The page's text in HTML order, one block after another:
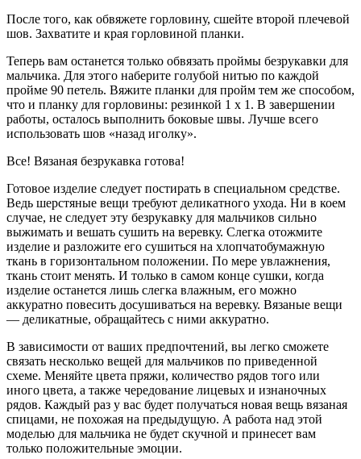
После того, как обвяжете горловину, сшейте второй плечевой
шов. Захватите и края горловиной планки.
Теперь вам останется только обвязать проймы безрукавки для
мальчика. Для этого наберите голубой нитью по каждой
пройме 90 петель. Вяжите планки для пройм тем же способом,
что и планку для горловины: резинкой 1 х 1. В завершении
работы, осталось выполнить боковые швы. Лучше всего
использовать шов «назад иголку».
Все! Вязаная безрукавка готова!
Готовое изделие следует постирать в специальном средстве.
Ведь шерстяные вещи требуют деликатного ухода. Ни в коем
случае, не следует эту безрукавку для мальчиков сильно
выжимать и вешать сушить на веревку. Слегка отожмите
изделие и разложите его сушиться на хлопчатобумажную
ткань в горизонтальном положении. По мере увлажнения,
ткань стоит менять. И только в самом конце сушки, когда
изделие останется лишь слегка влажным, его можно
аккуратно повесить досушиваться на веревку. Вязаные вещи
— деликатные, обращайтесь с ними аккуратно.
В зависимости от ваших предпочтений, вы легко сможете
связать несколько вещей для мальчиков по приведенной
схеме. Меняйте цвета пряжи, количество рядов того или
иного цвета, а также чередование лицевых и изнаночных
рядов. Каждый раз у вас будет получаться новая вещь вязаная
спицами, не похожая на предыдущую. А работа над этой
моделью для мальчика не будет скучной и принесет вам
только положительные эмоции.